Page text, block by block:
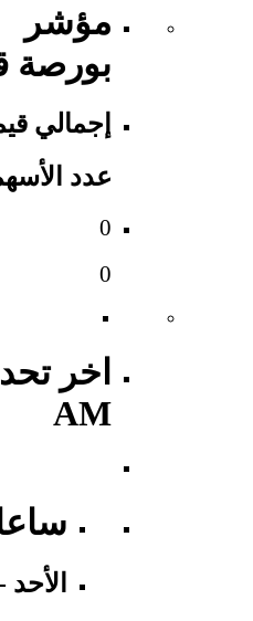
مؤشر
بورصة قطر
إجمالي
عدد
0
0
AM